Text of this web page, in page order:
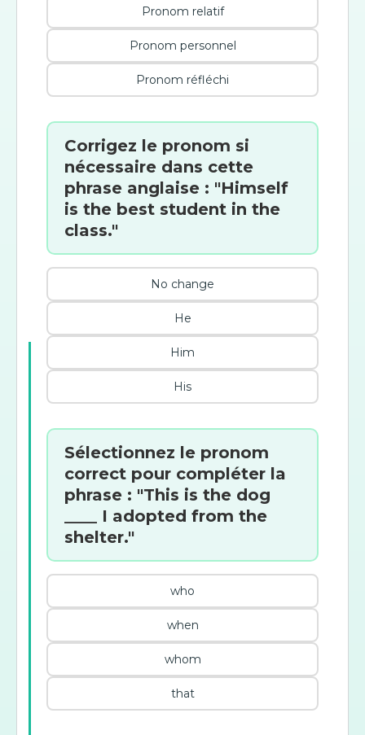
Pronom relatif
Pronom personnel
Pronom réfléchi
Corrigez le pronom si
nécessaire dans cette
phrase anglaise : "Himself
is the best student in the
class."
No change
He
Him
His
Sélectionnez le pronom
correct pour compléter la
phrase : "This is the dog
____ I adopted from the
shelter."
who
when
whom
that